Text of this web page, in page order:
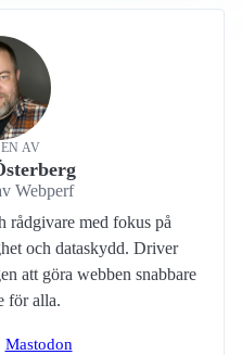
AV
Webperf
rådgivare med fokus på
och dataskydd. Driver
att göra webben snabbare
för alla.
Mastodon